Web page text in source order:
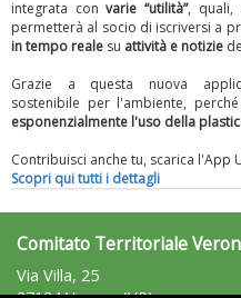
integrata convarie “utilità”, quali,
permetterà al socio di iscriversi a
in tempo reale su attività e notizie
Grazie a questa nuova
sostenibile per l'ambiente, perché
esponenzialmente l'uso della
Contribuisci anche tu, scarica l'App
Scopri qui tutti i dettagli
Comitato Territoriale
Via Villa, 25